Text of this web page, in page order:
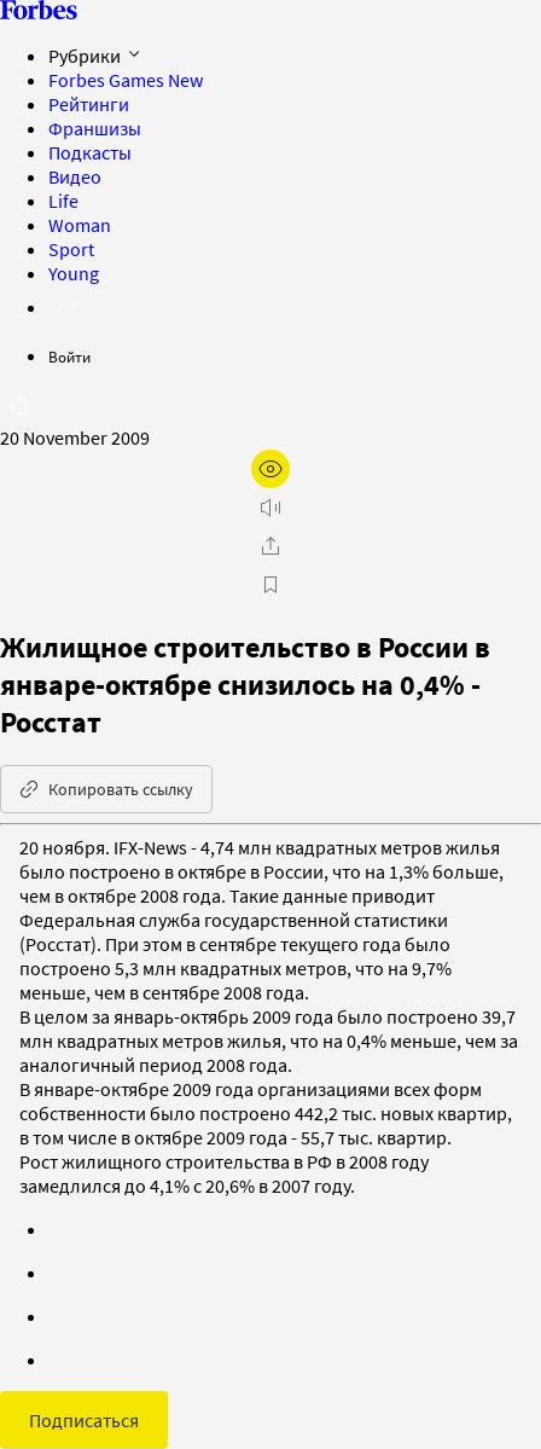
Рубрики
Forbes Games New
Рейтинги
Франшизы
Подкасты
Видео
Life
Woman
Sport
Young
Войти
20 November 2009
Жилищное строительство в России в
январе-октябре снизилось на 0,4% -
Росстат
Копировать ссылку
20 ноября. IFX-News - 4,74 млн квадратных метров жилья
было построено в октябре в России, что на 1,3% больше,
чем в октябре 2008 года. Такие данные приводит
Федеральная служба государственной статистики
(Росстат). При этом в сентябре текущего года было
построено 5,3 млн квадратных метров, что на 9,7%
меньше, чем в сентябре 2008 года.
В целом за январь-октябрь 2009 года было построено 39,7
млн квадратных метров жилья, что на 0,4% меньше, чем за
аналогичный период 2008 года.
В январе-октябре 2009 года организациями всех форм
собственности было построено 442,2 тыс. новых квартир,
в том числе в октябре 2009 года - 55,7 тыс. квартир.
Рост жилищного строительства в РФ в 2008 году
замедлился до 4,1% с 20,6% в 2007 году.
Подписаться